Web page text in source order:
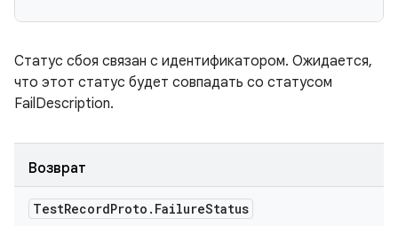
Статус сбоя связан с идентификатором. Ожидается,
что этот статус будет совпадать со статусом
FailDescription.
Возврат
TestRecordProto . FailureStatus